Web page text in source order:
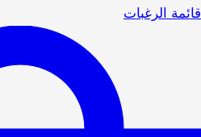
قائمة الرغبات